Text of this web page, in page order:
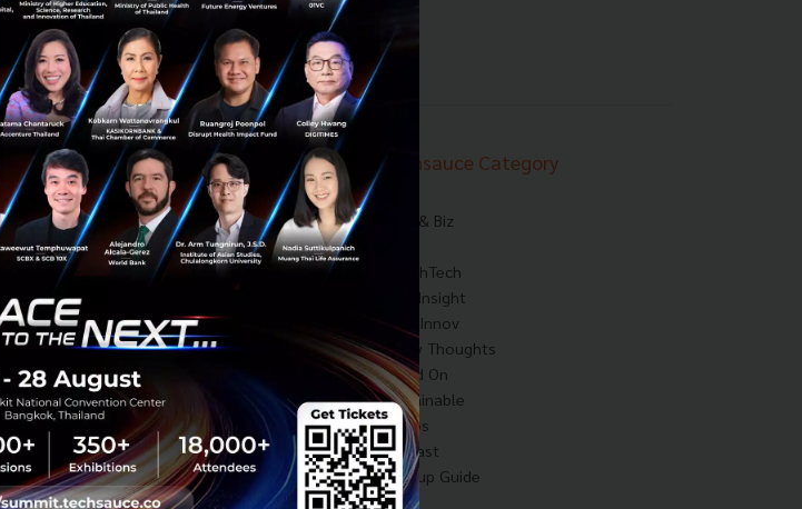
ดร.อรรชกา Scale Up Asia
Trending Tags
Corporate Innovation
Digital Transformation
E-Commerce
Startup
Technology
Techsauce Category
Tech & Biz
HealthTech
Exec Insight
Corp Innov
Saucy Thoughts
Based On
Sustainable
Videos
Podcast
Startup Guide